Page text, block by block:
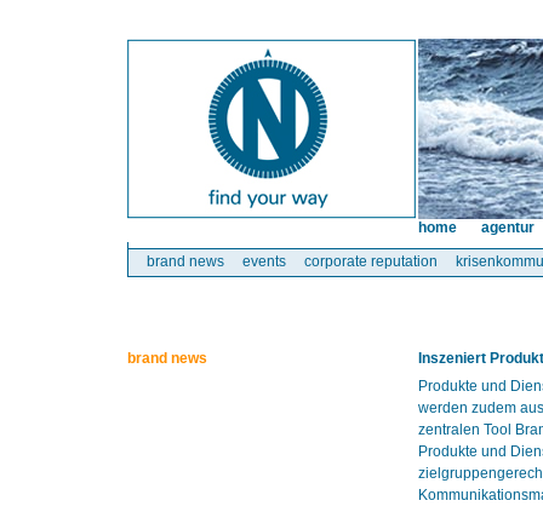
brand news events corporate reputation
home agentur
brand news
Inszeniert
Produkte und
werden zudem
zentralen Tool
Produkte und